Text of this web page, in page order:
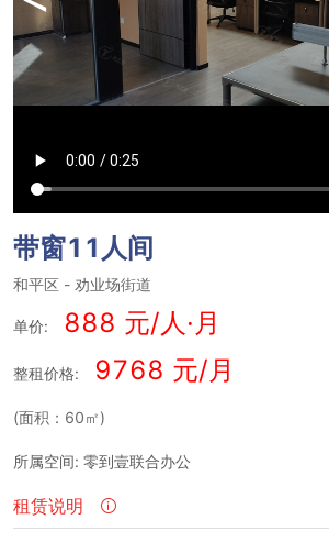
带窗11人间
和平区 - 劝业场街道
单价: 888 元/人·月
整租价格: 9768 元/月
(面积：60㎡)
所属空间: 零到壹联合办公
租赁说明